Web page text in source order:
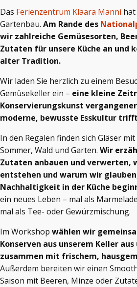
Das Ferienzentrum Klaara Manni
Gartenbau. Am Rande des
wir zahlreiche Gemüsesorten,
Zutaten für unsere Küche an und
alter Tradition.
Wir laden Sie herzlich zu einem
Gemüsekeller ein – eine kleine
Konservierungskunst
moderne, bewusste Esskultur trifft
In den Regalen finden sich Gläser
Sommer, Wald und Garten. Wir
Zutaten anbauen und verwerten,
entstehen und warum wir
Nachhaltigkeit in der Küche
ein neues Leben – mal als
mal als Tee- oder Gewürzmischung.
Im Workshop wählen wir
Konserven aus unserem Keller
zusammen mit frischem,
Außerdem bereiten wir einen
Saison mit Beeren, Minze oder